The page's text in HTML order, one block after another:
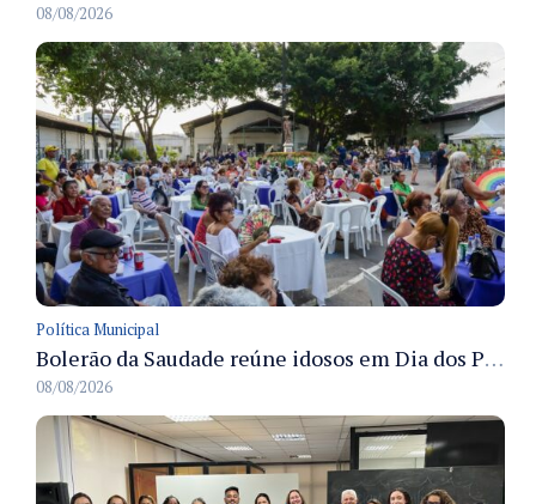
08/08/2026
Política Municipal
Bolerão da Saudade reúne idosos em Dia dos Pais promovido pela Fundação Dr. Thomas em Manaus
08/08/2026